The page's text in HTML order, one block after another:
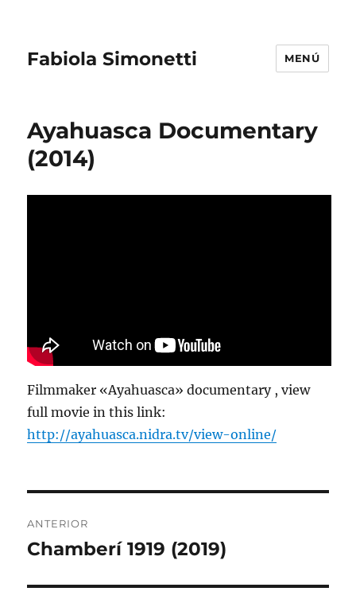
Fabiola Simonetti MENÚ
Ayahuasca Documentary
(2014)
Filmmaker «Ayahuasca» documentary , view
full movie in this link:
http://ayahuasca.nidra.tv/view-online/
de
ANTERIOR
Entrada
Chamberí 1919 (2019)